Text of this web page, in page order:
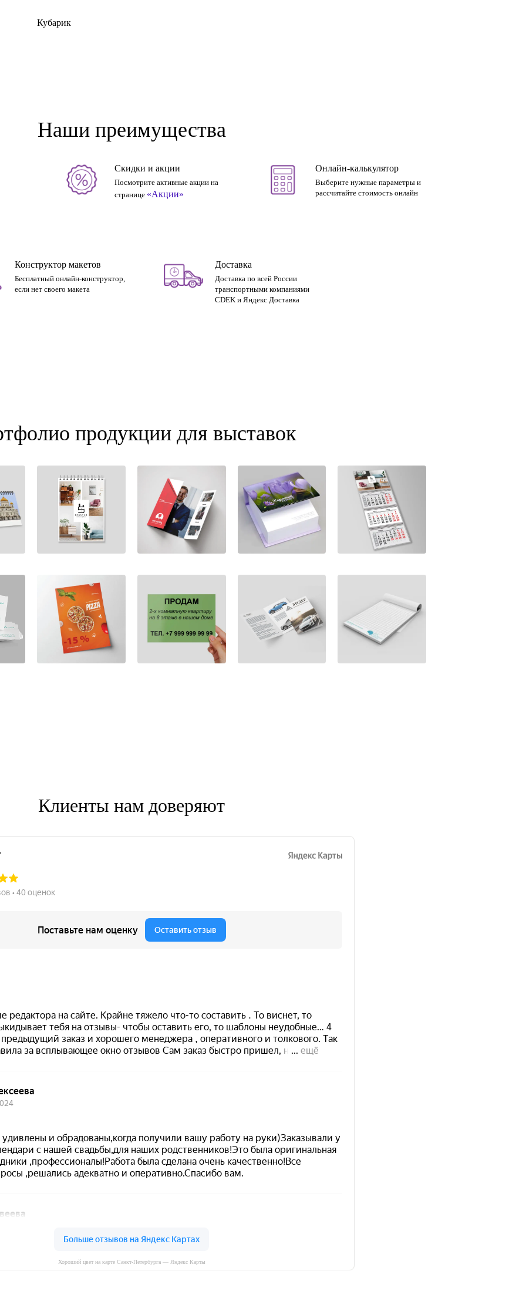
Кубарик
Наши преимущества
Скидки и акции
Посмотрите активные акции на
странице «Акции»
Онлайн-калькулятор
Выберите нужные параметры и
рассчитайте стоимость онлайн
Конструктор макетов
Бесплатный онлайн-конструктор,
если нет своего макета
Доставка
Доставка по всей России
транспортными компаниями
CDEK и Яндекс Доставка
продукции для выставок
Клиенты нам доверяют
Хороший цвет на карте Санкт‑Петербурга — Яндекс Карты